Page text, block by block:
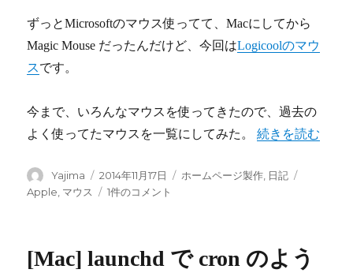
ずっとMicrosoftのマウス使ってて、Macにしてから
Magic Mouse だったんだけど、今回はLogicoolのマウ
スです。
今まで、いろんなマウスを使ってきたので、過去の
よく使ってたマウスを一覧にしてみた。“マウスを新調
続きを読む
投
稿
Yajima
投
稿
2014年11月17日
カ
ホームページ製作 日記
Apple マウス
マ
新
1件のコメント
[Mac] launchd で cron のよう